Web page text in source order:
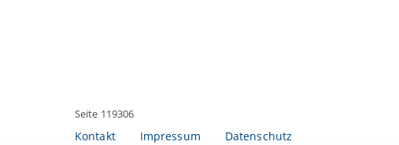
Seite 119306
Kontakt Impressum Datenschutz